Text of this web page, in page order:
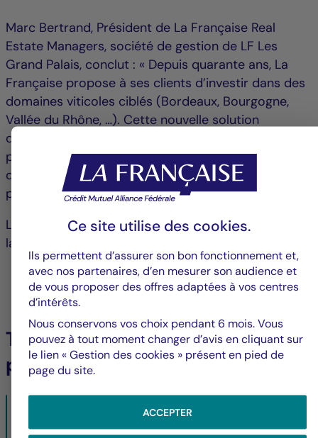
Marc Bertrand, Président de La Française Real
Estate Managers, société de gestion de LF Les
Grand Palais, conclut : « Depuis quarante ans, La
Française propose à ses clients d’investir dans des
domaines viticoles ciblés (Bordeaux, Bourgogne,
Vallée du Rhône, …). Cette nouvelle solution
d’investissement, qui repose sur deux expertises
phares du groupe, allie prestige, performance et
création de valeur potentielles, moyennant une
prise de risque. »
La SCPI pourra ne pas être diversifiée à son
lancement puis très concentrée par la suite.
Télécharger le communiqué de
presse
la Française innove et lance la première SCPI viticole, "LF
Ce site utilise des cookies.
Ils permettent d’assurer son bon fonctionnement et,
avec nos partenaires, d’en mesurer son audience et
de vous proposer des offres adaptées à vos centres
d’intérêts.
Nous conservons vos choix pendant 6 mois. Vous
pouvez à tout moment changer d’avis en cliquant sur
le lien « Gestion des cookies » présent en pied de
page du site.
ACCEPTER